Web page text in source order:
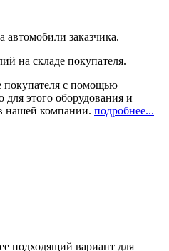
автомобили заказчика.
на складе покупателя.
покупателя с помощью
для этого оборудования и
нашей компании. подробнее...
подходящий вариант для